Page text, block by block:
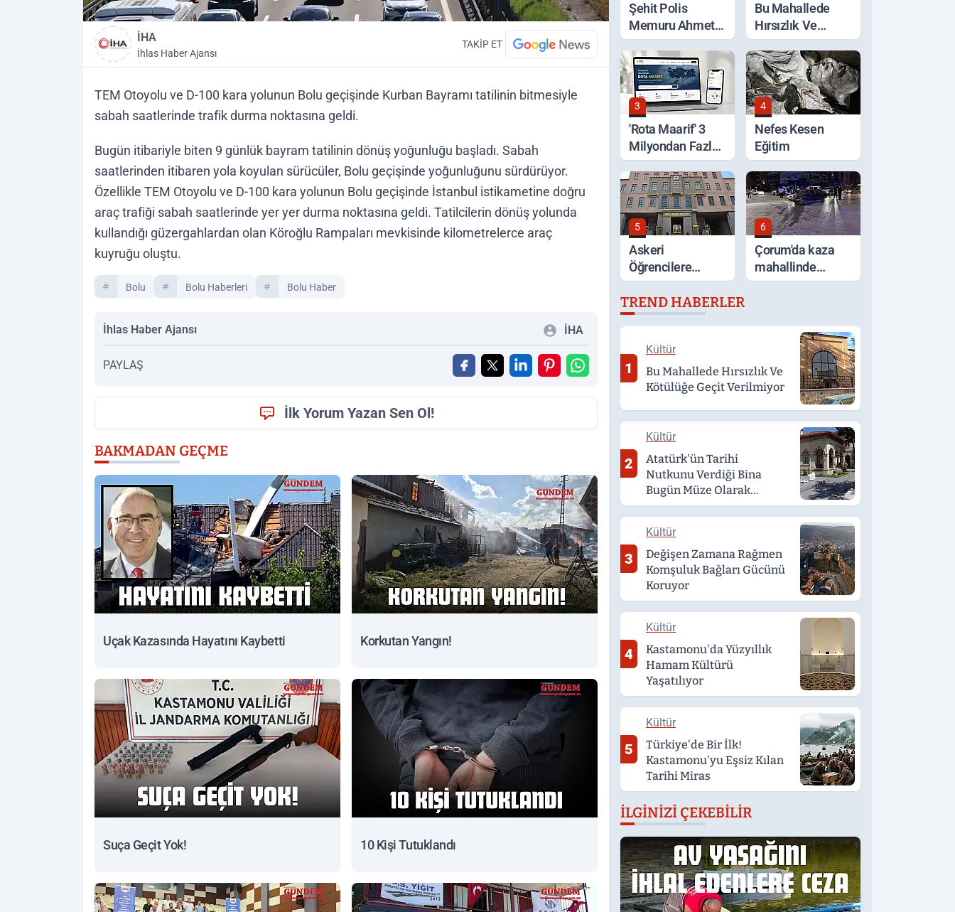
İHA
İhlas Haber Ajansı
TAKİP ET
TEM Otoyolu ve D-100 kara yolunun Bolu geçişinde Kurban Bayramı tatilinin bitmesiyle
sabah saatlerinde trafik durma noktasına geldi.
Bugün itibariyle biten 9 günlük bayram tatilinin dönüş yoğunluğu başladı. Sabah
saatlerinden itibaren yola koyulan sürücüler, Bolu geçişinde yoğunluğunu sürdürüyor.
Özellikle TEM Otoyolu ve D-100 kara yolunun Bolu geçişinde İstanbul istikametine doğru
araç trafiği sabah saatlerinde yer yer durma noktasına geldi. Tatilcilerin dönüş yolunda
kullandığı güzergahlardan olan Köroğlu Rampaları mevkisinde kilometrelerce araç
kuyruğu oluştu.
Bolu Bolu Haberleri Bolu Haber
İhlas Haber Ajansı İHA
PAYLAŞ
İlk Yorum Yazan Sen Ol!
BAKMADAN GEÇME
Uçak Kazasında Hayatını Kaybetti Korkutan Yangın!
Suça Geçit Yok! 10 Kişi Tutuklandı
Şehit Polis
Memuru Ahmet
Şahan'a Vefa
Bu Mahallede
Hırsızlık Ve
Kötülüğe Geçit
Verilmiyor
3
'Rota Maarif' 3
Milyondan Fazla
Ziyaret Edildi
4
Nefes Kesen
Eğitim
5
Askeri
Öğrencilere
Sağlanacak
İmkanlar
Açıklandı
6
Çorum'da kaza
mahallinde
arbede: Yardım
sürücü tarafından
darp edildi
TREND HABERLER
1
Kültür
Bu Mahallede Hırsızlık Ve
Kötülüğe Geçit Verilmiyor
2
Kültür
Atatürk'ün Tarihi
Nutkunu Verdiği Bina
Bugün Müze Olarak
Hizmet Veriyor
3
Kültür
Değişen Zamana Rağmen
Komşuluk Bağları Gücünü
Koruyor
4
Kültür
Kastamonu'da Yüzyıllık
Hamam Kültürü
Yaşatılıyor
5
Kültür
Türkiye'de Bir İlk!
Kastamonu'yu Eşsiz Kılan
Tarihi Miras
İLGINIZI ÇEKEBILIR